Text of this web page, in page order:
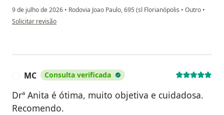
9 de julho de 2026 • Rodovia Joao Paulo, 695 (sl Florianópolis • Outro •
na opinião do utilizador Tathiana C.
Solicitar revisão
MC Consulta verificada
Drª Anita é ótima, muito objetiva e cuidadosa.
Recomendo.